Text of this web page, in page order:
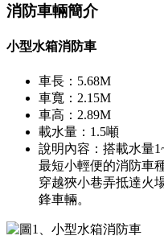
消防車輛簡介
小型水箱消防車
車長：5.68M
車寬：2.15M
車高：2.89M
載水量：1.5噸
說明內容：搭載水量
最短小輕便的消防車
穿越狹小巷弄抵達火
鋒車輛。